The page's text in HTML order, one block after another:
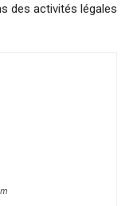
des activités légales